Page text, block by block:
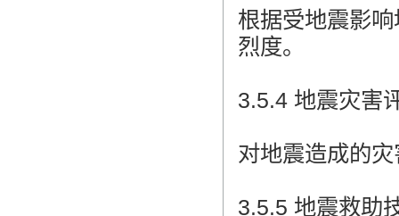
根据受地震影
烈度。
3.5.4 地震灾害
对地震造成的
3.5.5 地震救助